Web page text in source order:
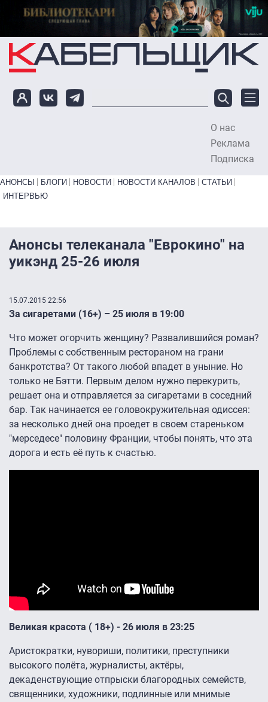
Перейти к основному содержанию
О нас
Реклама
Подписка
Primary links bottom
АНОНСЫ БЛОГИ НОВОСТИ НОВОСТИ КАНАЛОВ
СТАТЬИ
ИНТЕРВЬЮ
Анонсы телеканала "Еврокино" на
уикэнд 25-26 июля
15.07.2015 22:56
За сигаретами (16+) – 25 июля в 19:00
Что может огорчить женщину? Развалившийся роман?
Проблемы с собственным рестораном на грани
банкротства? От такого любой впадет в уныние. Но
только не Бэтти. Первым делом нужно перекурить,
решает она и отправляется за сигаретами в соседний
бар. Так начинается ее головокружительная одиссея:
за несколько дней она проедет в своем стареньком
"мерседесе" половину Франции, чтобы понять, что эта
дорога и есть её путь к счастью.
Великая красота ( 18+) - 26 июля в 23:25
Аристократки, нувориши, политики, преступники
высокого полёта, журналисты, актёры,
декаденствующие отпрыски благородных семейств,
священники, художники, подлинные или мнимые